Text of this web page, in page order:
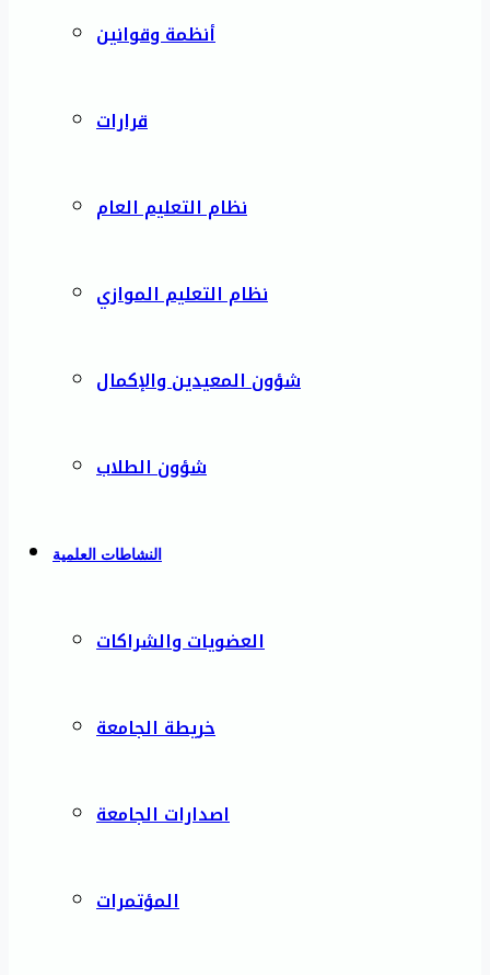
أنظمة وقوانين
قرارات
نظام التعليم العام
نظام التعليم الموازي
شؤون المعيدين والإكمال
شؤون الطلاب
النشاطات العلمية
العضويات والشراكات
خريطة الجامعة
اصدارات الجامعة
المؤتمرات